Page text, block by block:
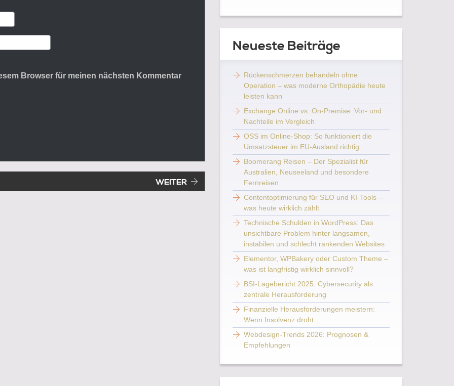
Browser für meinen nächsten Kommentar
WEITER
Neueste Beiträge
Rückenschmerzen behandeln ohne
Operation – was moderne Orthopädie heute
leisten kann
Exchange Online vs. On-Premise: Vor- und
Nachteile im Vergleich
OSS im Online-Shop: So funktioniert die
Umsatzsteuer im EU-Ausland richtig
Boomerang Reisen – Der Spezialist für
Australien, Neuseeland und besondere
Fernreisen
Contentoptimierung für SEO und KI-Tools –
was heute wirklich zählt
Technische Schulden in WordPress: Das
unsichtbare Problem hinter langsamen,
instabilen und schlecht rankenden Websites
Elementor, WPBakery oder Custom Theme –
was ist langfristig wirklich sinnvoll?
BSI-Lagebericht 2025: Cybersecurity als
zentrale Herausforderung
Finanzielle Herausforderungen meistern:
Wenn Insolvenz droht
Webdesign-Trends 2026: Prognosen &
Empfehlungen